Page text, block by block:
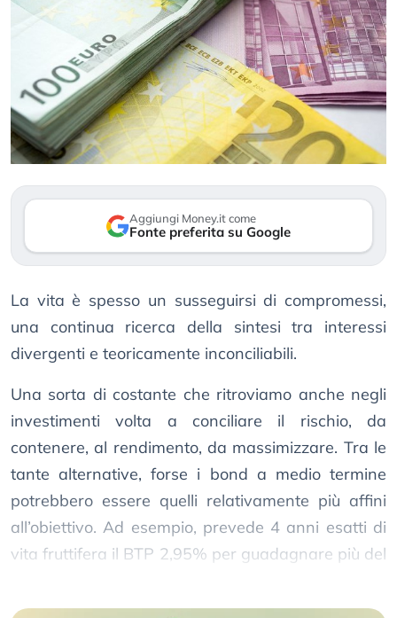
Aggiungi Money.it come
Fonte preferita su Google
La vita è spesso un susseguirsi di compromessi,
una continua ricerca della sintesi tra interessi
divergenti e teoricamente inconciliabili.
Una sorta di costante che ritroviamo anche negli
investimenti volta a conciliare il rischio, da
contenere, al rendimento, da massimizzare. Tra le
tante alternative, forse i bond a medio termine
potrebbero essere quelli relativamente più affini
all’obiettivo. Ad esempio, prevede 4 anni esatti di
vita fruttifera il BTP 2,95% per guadagnare più del